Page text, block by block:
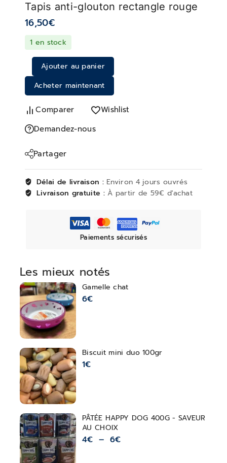
Les mieux notés
Gamelle chat
6€
Biscuit mini duo 100gr
1€
PÂTÉE HAPPY DOG 400G - SAVEUR
AU CHOIX
4€ – 6€
Tapis anti-glouton rectangle rouge
16,50€
1 en stock
Ajouter au panier
Acheter maintenant
Comparer
Wishlist
Demandez-nous
Partager
Délai de livraison : Environ 4 jours ouvrés
Livraison gratuite :À partir de 59€ d'achat
Paiements sécurisés